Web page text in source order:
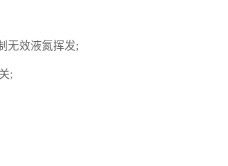
无效液氮挥发;
;